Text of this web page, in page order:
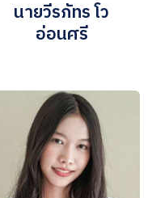
นายวีรภัทร โว
อ่อนศรี